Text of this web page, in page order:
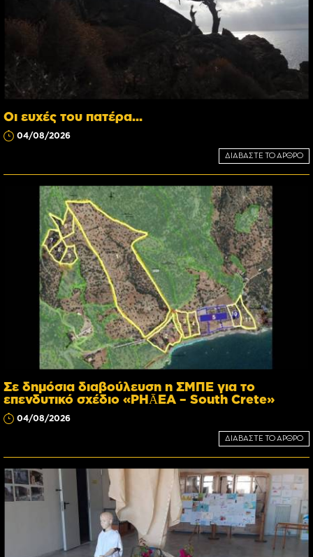
Οι ευχές του πατέρα...
04/08/2026
ΔΙΑΒΑΣΤΕ ΤΟ ΑΡΘΡΟ
Σε δημόσια διαβούλευση η ΣΜΠΕ για το
επενδυτικό σχέδιο «PHĀEA – South Crete»
04/08/2026
ΔΙΑΒΑΣΤΕ ΤΟ ΑΡΘΡΟ